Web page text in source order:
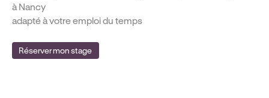
à Nancy
adapté à votre emploi du temps
Réserver mon stage